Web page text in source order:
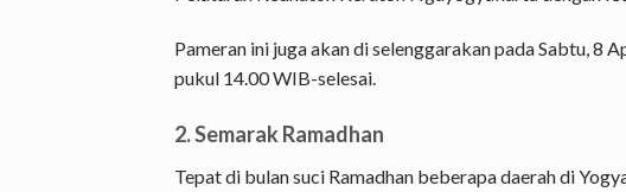
Pameran ini juga akan di selenggarakan pada Sabtu, 8
pukul 14.00 WIB-selesai.
2. Semarak Ramadhan
Tepat di bulan suci Ramadhan beberapa daerah di